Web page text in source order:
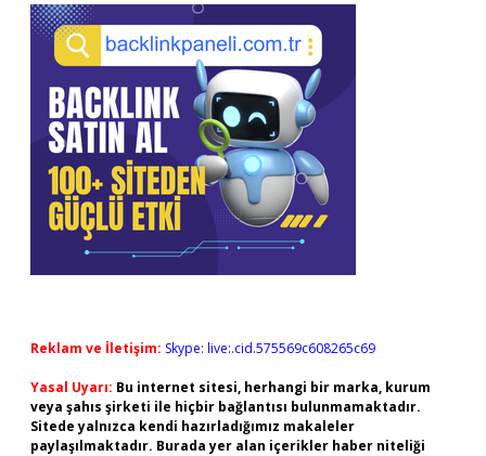
Reklam ve İletişim: Skype: live:.cid.575569c608265c69
Yasal Uyarı: Bu internet sitesi, herhangi bir marka, kurum
veya şahıs şirketi ile hiçbir bağlantısı bulunmamaktadır.
Sitede yalnızca kendi hazırladığımız makaleler
paylaşılmaktadır. Burada yer alan içerikler haber niteliği